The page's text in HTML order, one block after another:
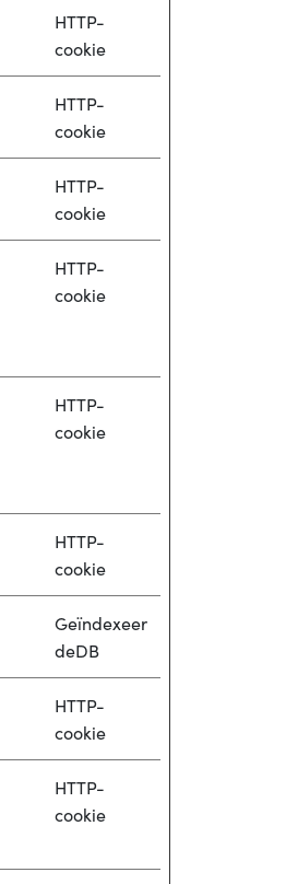
HTTP-
cookie
HTTP-
cookie
HTTP-
cookie
HTTP-
cookie
HTTP-
cookie
HTTP-
cookie
Geïndexeer
deDB
HTTP-
cookie
HTTP-
cookie